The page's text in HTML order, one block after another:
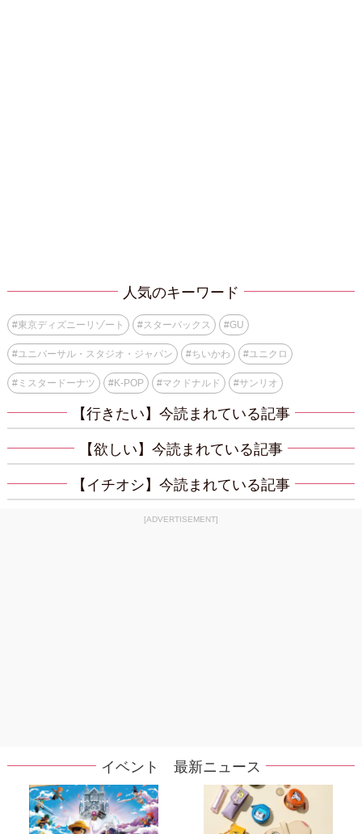
人気のキーワード
#東京ディズニーリゾート #スターバックス #GU
#ユニバーサル・スタジオ・ジャパン #ちいかわ #ユニクロ
#ミスタードーナツ #K-POP #マクドナルド #サンリオ
【行きたい】今読まれている記事
【欲しい】今読まれている記事
【イチオシ】今読まれている記事
[ADVERTISEMENT]
イベント 最新ニュース